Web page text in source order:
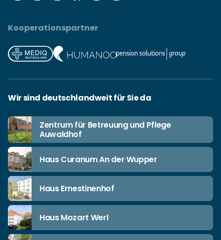
Kooperationspartner
Wir sind deutschlandweit für Sie da
Zentrum für Betreuung und Pflege
Auwaldhof
Haus Curanum An der Wupper
Haus Ernestinenhof
Haus Mozart Werl